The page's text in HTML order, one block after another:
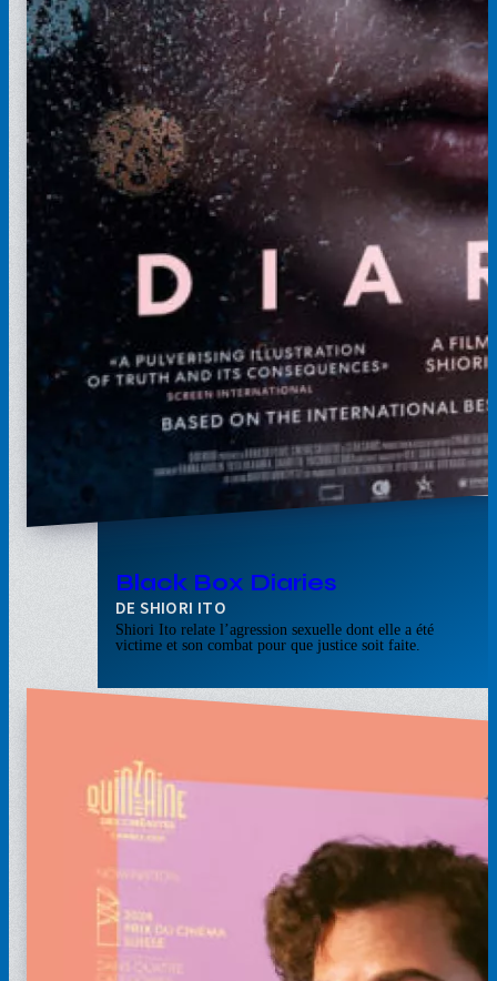
Black Box Diaries
SHIORI ITO
Shiori Ito relate l’agression sexuelle dont elle a été
victime et son combat pour que justice soit faite.